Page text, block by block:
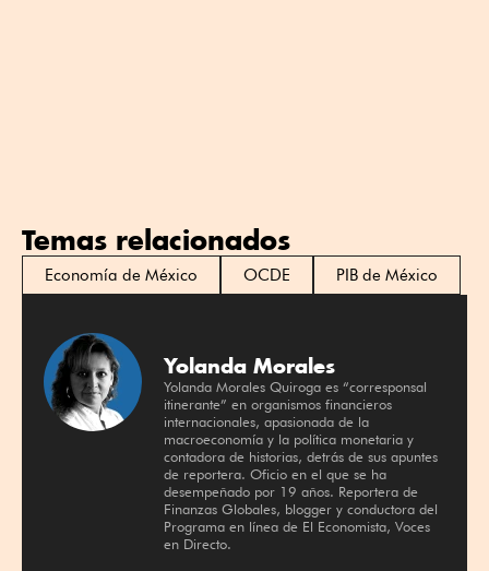
Temas relacionados
Economía de México OCDE PIB de México
Yolanda Morales
Yolanda Morales Quiroga es “corresponsal
itinerante” en organismos financieros
internacionales, apasionada de la
macroeconomía y la política monetaria y
contadora de historias, detrás de sus apuntes
de reportera. Oficio en el que se ha
desempeñado por 19 años. Reportera de
Finanzas Globales, blogger y conductora del
Programa en línea de El Economista, Voces
en Directo.